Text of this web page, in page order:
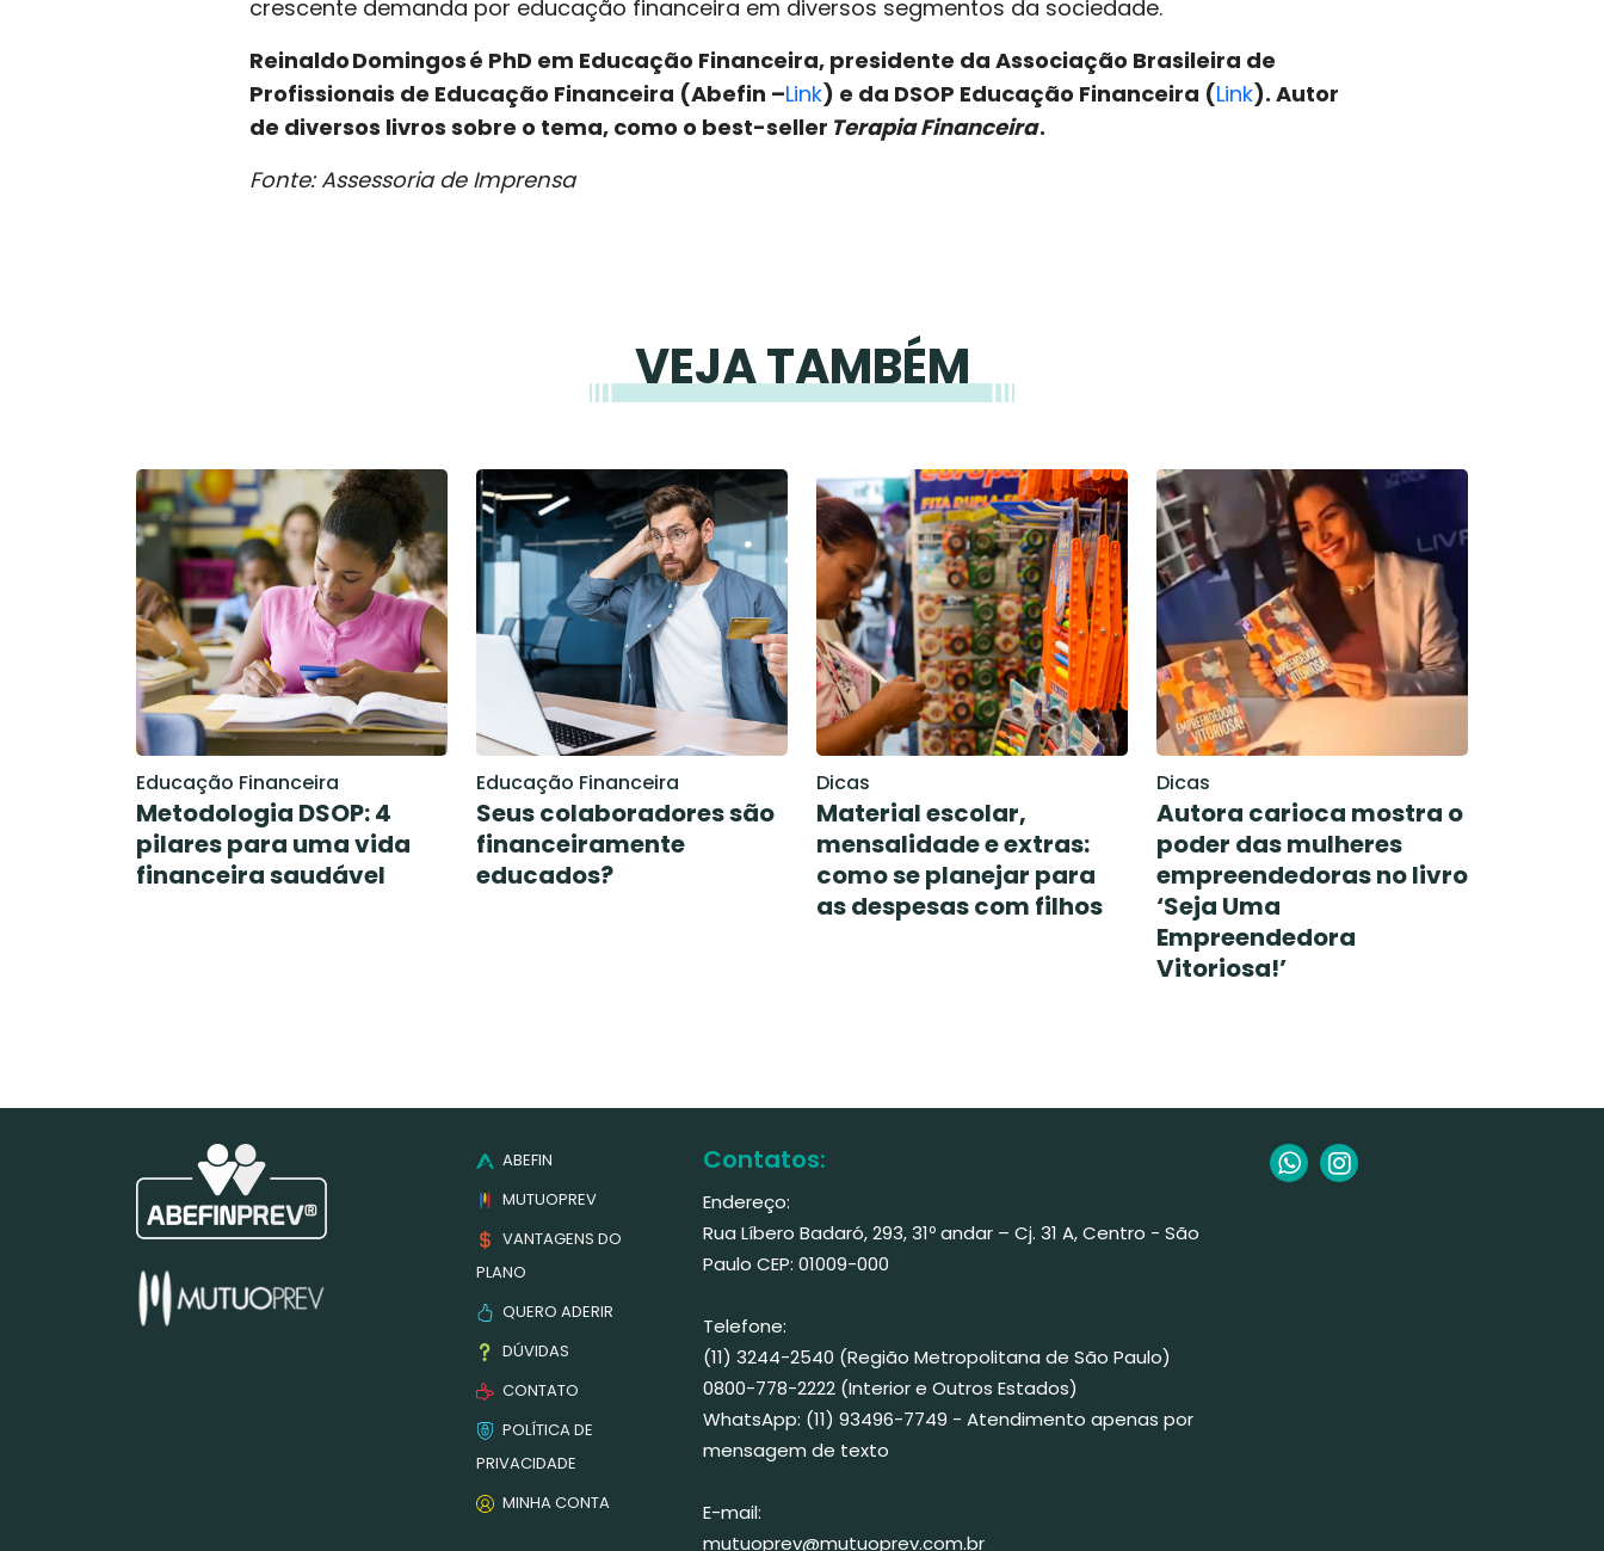
crescente demanda por educação financeira em diversos segmentos da sociedade.
Reinaldo Domingos é PhD em Educação Financeira, presidente da Associação Brasileira de
Profissionais de Educação Financeira (Abefin –Link) e da DSOP Educação Financeira (Link). Autor
de diversos livros sobre o tema, como o best-seller Terapia Financeira.
Fonte: Assessoria de Imprensa
VEJA TAMBÉM
Educação Financeira
Metodologia DSOP: 4
pilares para uma vida
financeira saudável
Educação Financeira
Seus colaboradores são
financeiramente
educados?
Dicas
Material escolar,
mensalidade e extras:
como se planejar para
as despesas com filhos
Dicas
Autora carioca mostra o
poder das mulheres
empreendedoras no livro
‘Seja Uma
Empreendedora
Vitoriosa!’
ABEFIN
MUTUOPREV
VANTAGENS DO
PLANO
QUERO ADERIR
DÚVIDAS
CONTATO
POLÍTICA DE
PRIVACIDADE
MINHA CONTA
Contatos:
Endereço:
Rua Líbero Badaró, 293, 31º andar – Cj. 31 A, Centro - São
Paulo CEP: 01009-000
Telefone:
(11) 3244-2540 (Região Metropolitana de São Paulo)
0800-778-2222 (Interior e Outros Estados)
WhatsApp: (11) 93496-7749 - Atendimento apenas por
mensagem de texto
E-mail:
mutuoprev@mutuoprev.com.br